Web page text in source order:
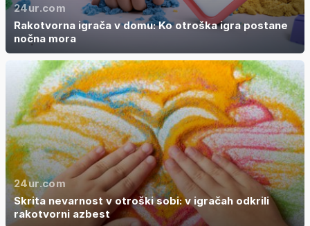
24ur.com
Rakotvorna igrača v domu: Ko otroška igra postane
nočna mora
24ur.com
Skrita nevarnost v otroški sobi: v igračah odkrili
rakotvorni azbest